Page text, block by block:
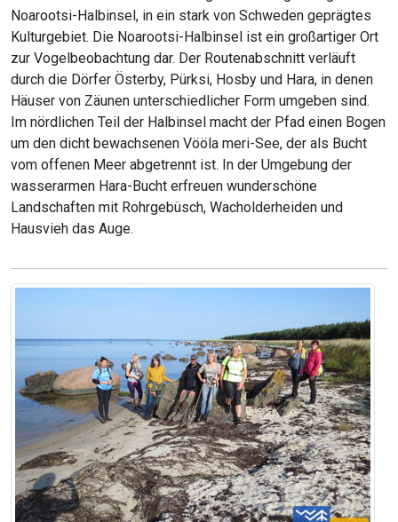
Noarootsi-Halbinsel, in ein stark von Schweden geprägtes
Kulturgebiet. Die Noarootsi-Halbinsel ist ein großartiger Ort
zur Vogelbeobachtung dar. Der Routenabschnitt verläuft
durch die Dörfer Österby, Pürksi, Hosby und Hara, in denen
Häuser von Zäunen unterschiedlicher Form umgeben sind.
Im nördlichen Teil der Halbinsel macht der Pfad einen Bogen
um den dicht bewachsenen Vööla meri-See, der als Bucht
vom offenen Meer abgetrennt ist. In der Umgebung der
wasserarmen Hara-Bucht erfreuen wunderschöne
Landschaften mit Rohrgebüsch, Wacholderheiden und
Hausvieh das Auge.